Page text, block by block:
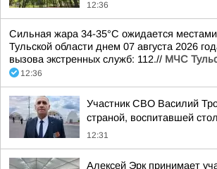
12:36
Сильная жара 34-35°С ожидается
Тульской области днем 07 августа 2026
вызова экстренных служб: 112.// МЧС
12:36
Участник СВО Василий
страной, воспитавшей
12:31
Алексей Эрк принимает